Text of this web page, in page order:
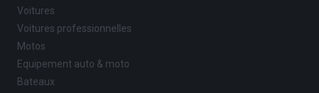
Voitures
Voitures professionnelles
Motos
Equipement auto & moto
Bateaux